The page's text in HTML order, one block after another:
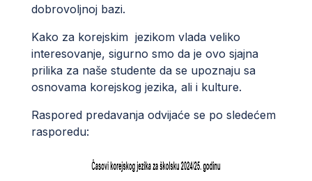
dobrovoljnoj bazi.
Kako za korejskim jezikom vlada veliko
interesovanje, sigurno smo da je ovo sjajna
prilika za naše studente da se upoznaju sa
osnovama korejskog jezika, ali i kulture.
Raspored predavanja odvijaće se po sledećem
rasporedu: